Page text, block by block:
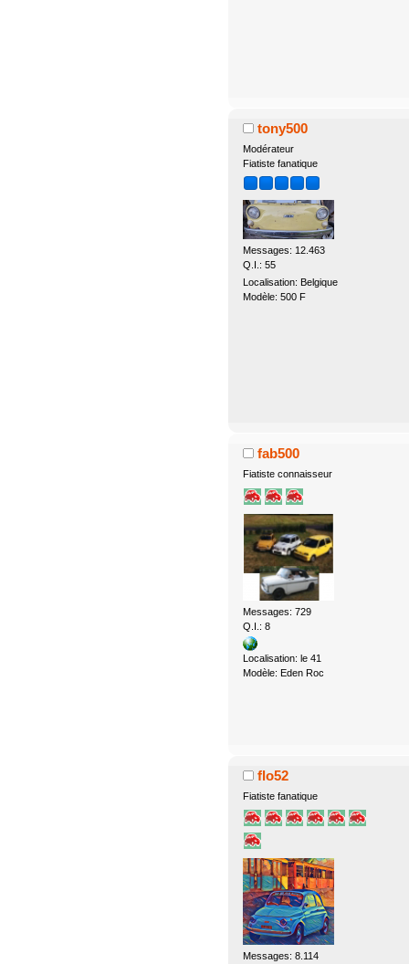
tony500
Modérateur
Fiatiste fanatique
Messages: 12.463
Q.I.: 55
Localisation: Belgique
Modèle: 500 F
fab500
Fiatiste connaisseur
Messages: 729
Q.I.: 8
Localisation: le 41
Modèle: Eden Roc
flo52
Fiatiste fanatique
Messages: 8.114